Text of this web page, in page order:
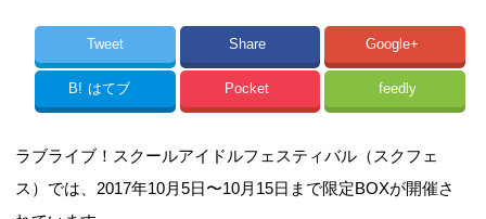
Tweet Share Google+
B! はてブ Pocket feedly
ラブライブ！スクールアイドルフェスティバル（スクフェ
ス）では、2017年10月5日〜10月15日まで限定BOXが開催さ